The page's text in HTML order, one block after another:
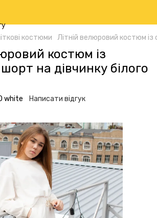
костюми Літній велюровий костюм із
костюм із
на дівчинку білого
white Написати відгук